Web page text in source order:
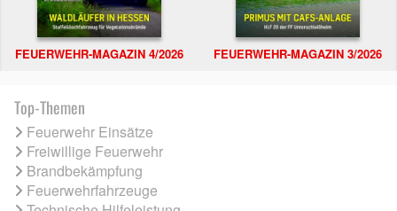
FEUERWEHR-MAGAZIN 4/2026 FEUERWEHR-MAGAZIN 3/2026
Top-Themen
Feuerwehr Einsätze
Freiwillige Feuerwehr
Brandbekämpfung
Feuerwehrfahrzeuge